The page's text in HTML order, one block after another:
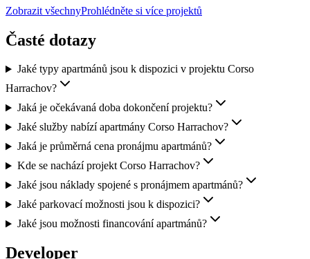
Zobrazit všechnyProhlédněte si více projektů
Časté dotazy
Jaké typy apartmánů jsou k dispozici v projektu Corso
Harrachov?
Jaká je očekávaná doba dokončení projektu?
Jaké služby nabízí apartmány Corso Harrachov?
Jaká je průměrná cena pronájmu apartmánů?
Kde se nachází projekt Corso Harrachov?
Jaké jsou náklady spojené s pronájmem apartmánů?
Jaké parkovací možnosti jsou k dispozici?
Jaké jsou možnosti financování apartmánů?
Developer